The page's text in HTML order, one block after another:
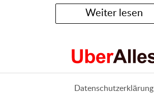
Weiter lesen
Datenschutzerklärung